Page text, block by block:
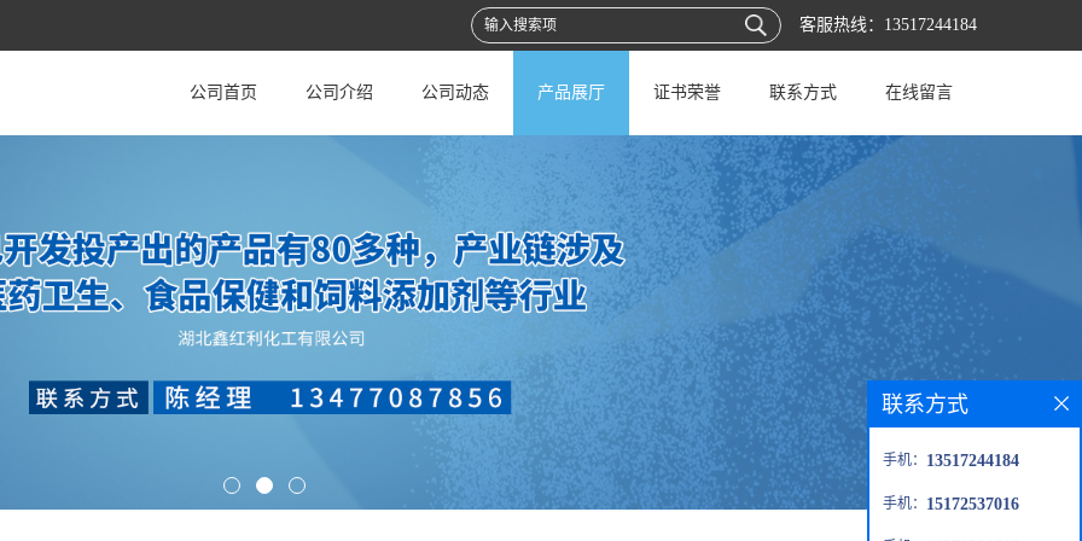
客服热线： 13517244184
公司首页 公司介绍 公司动态 产品展厅 证书荣誉 联系方式 在线留言
联系方式
手机： 13517244184
手机： 15172537016